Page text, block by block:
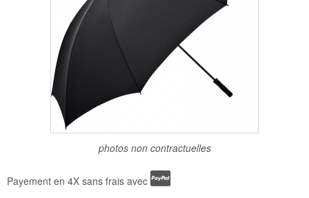
photos non contractuelles
Payement en 4X sans frais avec